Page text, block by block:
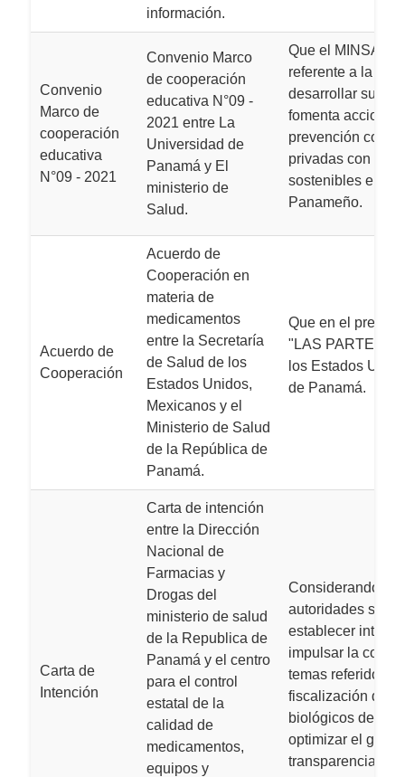
información.
Convenio
Marco de
cooperación
educativa
N°09 - 2021
Convenio Marco
de cooperación
educativa N°09 -
2021 entre La
Universidad de
Panamá y El
ministerio de
Salud.
Que el MINSA
referente a la
desarrollar sus
fomenta
prevención con
privadas con el
sostenibles en la
Panameño.
Acuerdo de
Cooperación
Acuerdo de
Cooperación en
materia de
medicamentos
entre la Secretaría
de Salud de los
Estados Unidos,
Mexicanos y el
Ministerio de Salud
de la República de
Panamá.
Que en el
"LAS PARTES"
los Estados
de Panamá.
Carta de
Intención
Carta de intención
entre la Dirección
Nacional de
Farmacias y
Drogas del
ministerio de salud
de la Republica de
Panamá y el centro
para el control
estatal de la
calidad de
medicamentos,
equipos y
Considerando el
autoridades
establecer
impulsar la
temas referidos a
fiscalización de
biológicos de
optimizar el
transparencia y